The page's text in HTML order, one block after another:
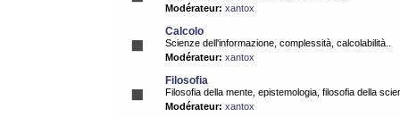
Modérateur: xantox
Calcolo
Scienze dell'informazione, complessità, calcolabilità..
Modérateur: xantox
Filosofia
Filosofia della mente, epistemologia, filosofia della
Modérateur: xantox